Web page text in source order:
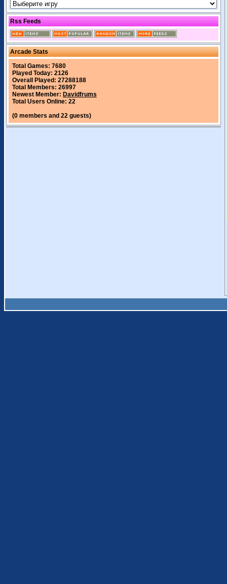
Rss Feeds
Arcade Stats
Total Games: 7680
Played Today: 2126
Overall Played: 27288188
Total Members: 26997
Newest Member: Davidfrums
Total Users Online: 22
(0 members and 22 guests)